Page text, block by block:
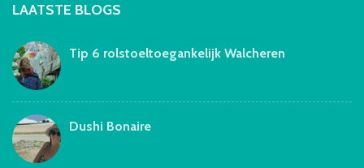
LAATSTE BLOGS
Tip 6 rolstoeltoegankelijk Walcheren
Dushi Bonaire